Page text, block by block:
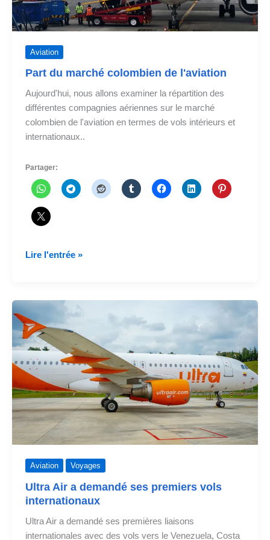
Aviation
Part du marché colombien de l'aviation
Aujourd'hui, nous allons examiner la répartition des
différentes compagnies aériennes sur le marché
colombien de l'aviation en termes de vols intérieurs et
internationaux..
Partager:
Part
l'aviation
Lire l'entrée »
Aviation Voyages
Ultra Air a demandé ses premiers vols
internationaux
Ultra Air a demandé ses premières liaisons
internationales avec des vols vers le Venezuela, Costa